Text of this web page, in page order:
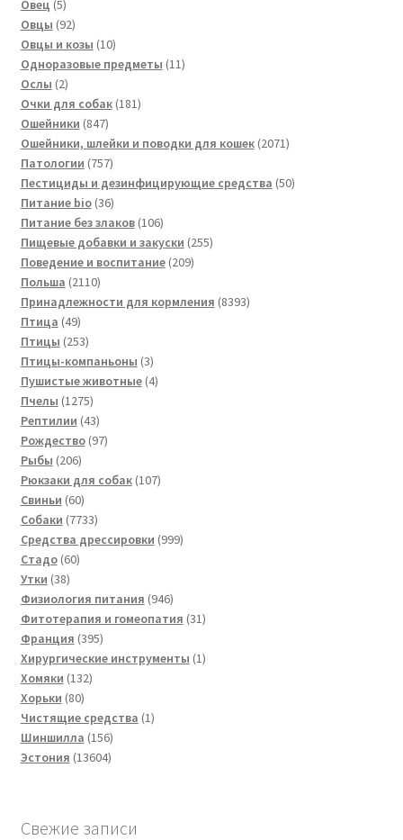
Овец 55
товаров
Овцы 9292
товара
Овцы и козы 1010
товаров
Одноразовые предметы 1111
Ослы 22
товара
Очки для собак 181181
Ошейники 847847
товаров
Ошейники, шлейки и поводки для кошек 20712071
Патологии 757757
товаров
Пестициды и дезинфицирующие средства 5050
Питание bio 3636
товаров
Питание без злаков 106106
товаров
Пищевые добавки и закуски 255255
Поведение и воспитание 209209
Польша 21102110
товаров
Принадлежности для кормления 83938393
Птица 4949
товаров
Птицы 253253
товара
Птицы-компаньоны 33
товара
Пушистые животные 44
Пчелы 12751275
товаров
Рептилии 4343
товара
Рождество 9797
Рыбы 206206
товаров
Рюкзаки для собак 107107
Свиньи 6060
товаров
Собаки 77337733
товара
Средства дрессировки 999999
Стадо 6060
Утки 3838
товаров
Физиология питания 946946
товаров
Фитотерапия и гомеопатия 3131
Франция 395395
товаров
Хирургические инструменты 11
Хомяки 132132
Хорьки 8080
товаров
Чистящие средства 11
Шиншилла 156156
товаров
Эстония 1360413604
Свежие записи